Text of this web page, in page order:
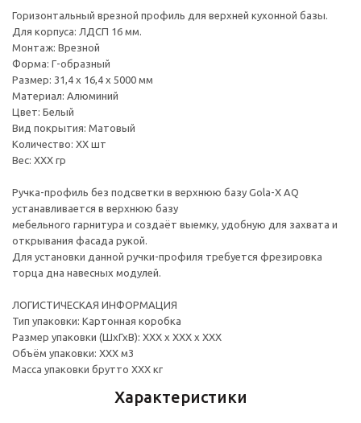
Горизонтальный врезной профиль для верхней кухонной базы.
Для корпуса: ЛДСП 16 мм.
Монтаж: Врезной
Форма: Г-образный
Размер: 31,4 х 16,4 х 5000 мм
Материал: Алюминий
Цвет: Белый
Вид покрытия: Матовый
Количество: ХХ шт
Вес: ХХХ гр
Ручка-профиль без подсветки в верхнюю базу Gola-X AQ
устанавливается в верхнюю базу
мебельного гарнитура и создаёт выемку, удобную для захвата и
открывания фасада рукой.
Для установки данной ручки-профиля требуется фрезировка
торца дна навесных модулей.
ЛОГИСТИЧЕСКАЯ ИНФОРМАЦИЯ
Тип упаковки: Картонная коробка
Размер упаковки (ШхГхВ): ХХХ х ХХХ х ХХХ
Объём упаковки: ХХХ м3
Масса упаковки брутто ХХХ кг
Характеристики